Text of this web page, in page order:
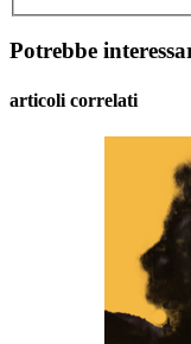
Potrebbe
articoli correlati